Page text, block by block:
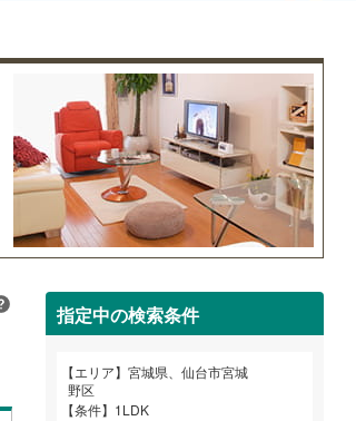
指定中の検索条件
エリア
宮城県、仙台市宮城
野区
条件
1LDK
和歌山
鹿児島 沖縄
気仙沼市(0)
角田市 (0)
登米市(0)
大崎市(0)
刈田郡七ヶ宿町(0
亘理郡亘理町(0)
黒川郡大郷町
自転車置き場（
バイク置き場 （0）
防犯カメラ（0）
2階以上